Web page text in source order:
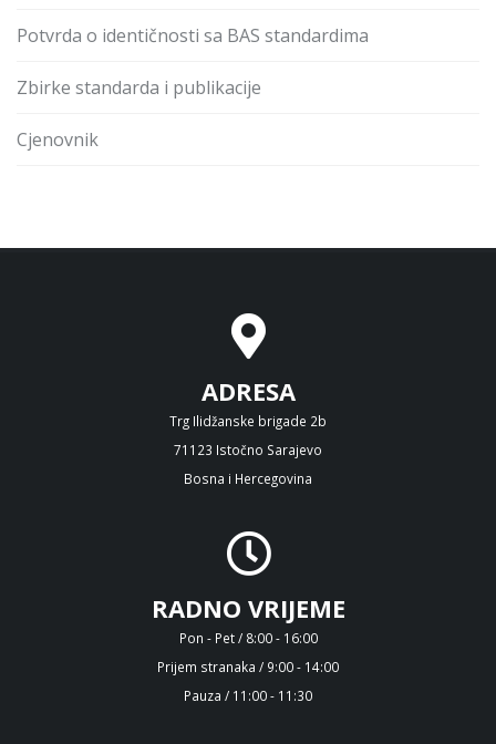
Potvrda o identičnosti sa BAS standardima
Zbirke standarda i publikacije
Cjenovnik
ADRESA
Trg Ilidžanske brigade 2b
71123 Istočno Sarajevo
Bosna i Hercegovina
RADNO VRIJEME
Pon - Pet / 8:00 - 16:00
Prijem stranaka / 9:00 - 14:00
Pauza / 11:00 - 11:30